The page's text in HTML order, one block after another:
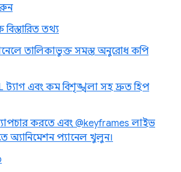
বিস্তারিত তথ্য
তালিকাভুক্ত সমস্ত অনুরোধ কপি
ট্যাগ এবং কম বিশৃঙ্খলা সহ দ্রুত হিপ
করতে এবং @keyframes লাইভ
অ্যানিমেশন প্যানেল খুলুন।